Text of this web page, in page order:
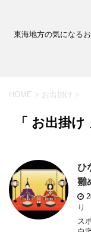
東海地方の気になる
HOME > お出掛け >
「 お出掛け
ひ
雛
り
ス